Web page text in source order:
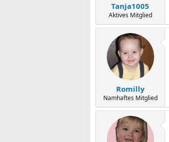
Tanja1005
Aktives Mitglied
Romilly
Namhaftes Mitglied